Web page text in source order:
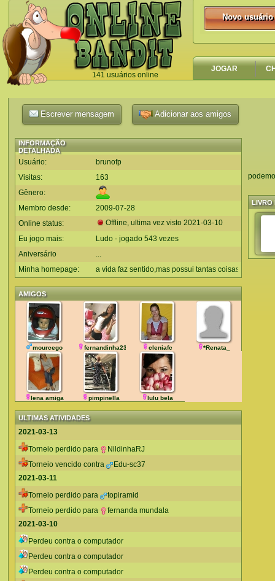
141 usuários online
`
Novo usuário
Novo usuário
JOGAR
Escrever mensagem Adicionar aos amigos
INFORMAÇÃO
DETALHADA
Usuário:
brunofp
Visitas:
163
Gênero:
Membro desde:
2009-07-28
Online status:
Offline, ultima vez visto 2021-03-10
Eu jogo mais:
Ludo - jogado 543 vezes
Aniversário
...
Minha homepage:
a vida faz sentido,mas possui tantas coisas estranhas
AMIGOS
mourcego fernandinha23 cleniafc *Renata_
lena amiga pimpinella lulu bela
ULTIMAS ATIVIDADES
2021-03-13
Torneio perdido para
NildinhaRJ
Torneio vencido contra
Edu-sc37
2021-03-11
Torneio perdido para
topiramid
Torneio perdido para
fernanda mundala
2021-03-10
Perdeu contra o computador
Perdeu contra o computador
Perdeu contra o computador
LIVRO